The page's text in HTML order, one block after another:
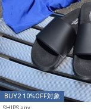
BUY2 10%OFF対象